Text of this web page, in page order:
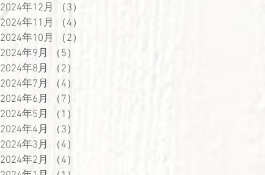
2024年12月
（3）
2024年11月
（4）
2024年10月
（2）
2024年9月
（5）
2024年8月
（2）
2024年7月
（4）
2024年6月
（7）
2024年5月
（1）
2024年4月
（3）
2024年3月
（4）
2024年2月
（4）